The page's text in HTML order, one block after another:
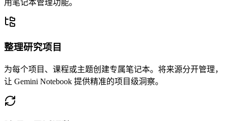
用笔记本管理功能。
整理研究项目
为每个项目、课程或主题创建专属笔记本。将来源分开管理，
让 Gemini Notebook 提供精准的项目级洞察。